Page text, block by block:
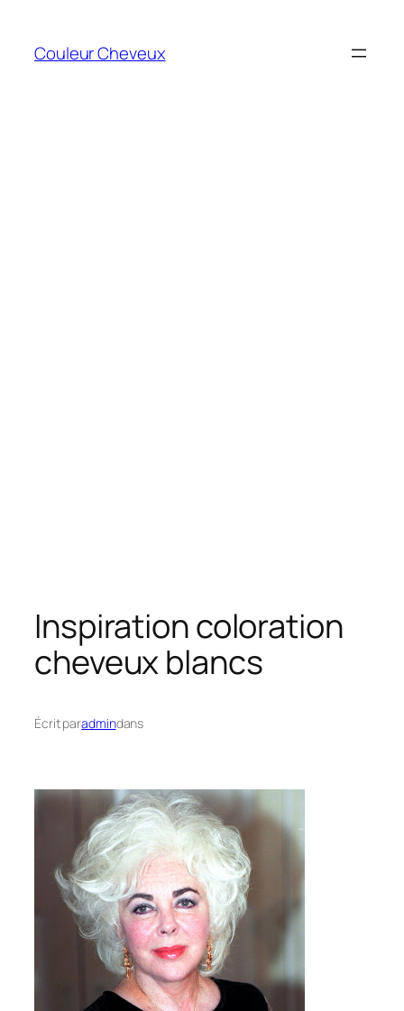
contenu
Couleur Cheveux
Inspiration coloration
cheveux blancs
Écrit paradmindans